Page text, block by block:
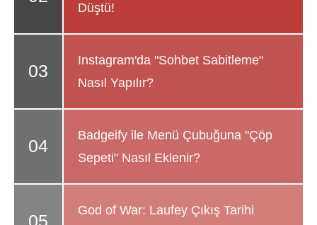
Düştü!
Instagram'da "Sohbet Sabitleme"
Nasıl Yapılır?
Badgeify ile Menü Çubuğuna "Çöp
Sepeti" Nasıl Eklenir?
God of War: Laufey Çıkış Tarihi